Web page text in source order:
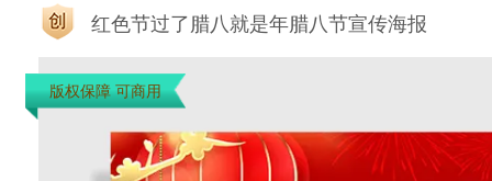
红色节过了腊八就是年腊八节宣传海报
版权保障 可商用